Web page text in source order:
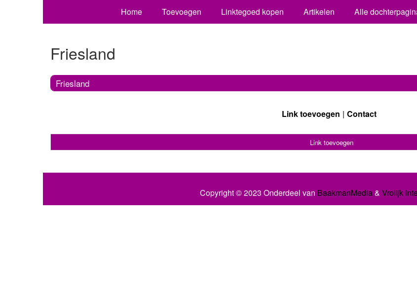
Home Toevoegen Linktegoed kopen Artikelen Alle
Friesland
Friesland
Link toevoegen Contact
Link toevoegen
Copyright © 2023 Onderdeel van BaakmanMedia& Vrolijk